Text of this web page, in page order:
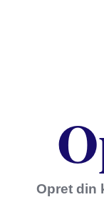
Opret din